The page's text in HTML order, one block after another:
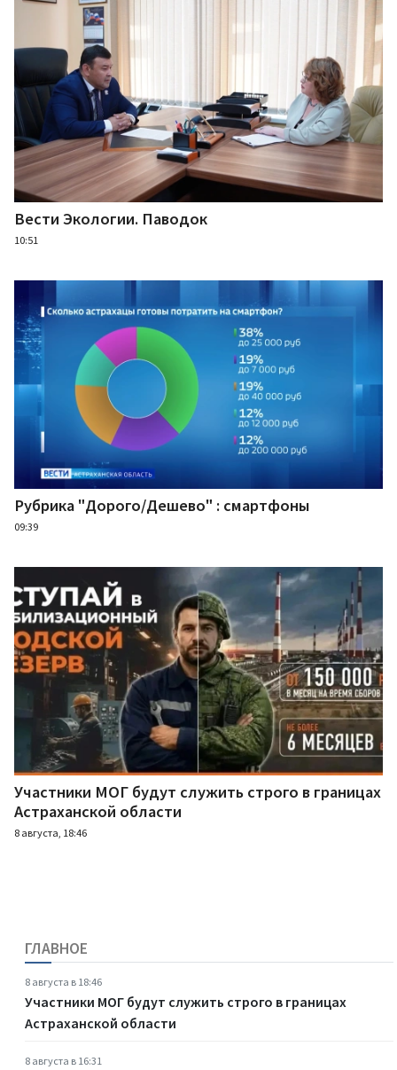
Вести Экологии. Паводок
10:51
Рубрика "Дорого/Дешево" : смартфоны
09:39
Участники МОГ будут служить строго в границах
Астраханской области
8 августа, 18:46
ГЛАВНОЕ
8 августа в 18:46
Участники МОГ будут служить строго в границах
Астраханской области
8 августа в 16:31